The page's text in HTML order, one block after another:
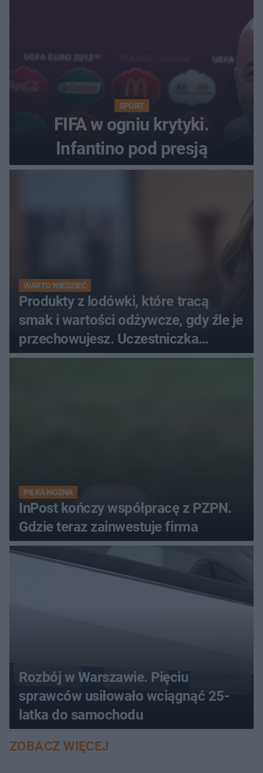
SPORT
FIFA w ogniu krytyki.
Infantino pod presją
WARTO WIEDZIEĆ
Produkty z lodówki, które tracą
smak i wartości odżywcze, gdy źle je
przechowujesz. Uczestniczka
"MasterChefa"
PIŁKA NOŻNA
InPost kończy współpracę z PZPN.
Gdzie teraz zainwestuje firma
Rozbój w Warszawie. Pięciu
sprawców usiłowało wciągnąć 25-
latka do samochodu
ZOBACZ WIĘCEJ